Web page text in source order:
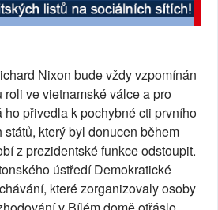
Nixon bude vždy vzpomínán
roli ve vietnamské válce a pro
ho přivedla k pochybné cti prvního
který byl donucen během
z prezidentské funkce odstoupit.
ústředí Demokratické
které zorganizovaly osoby